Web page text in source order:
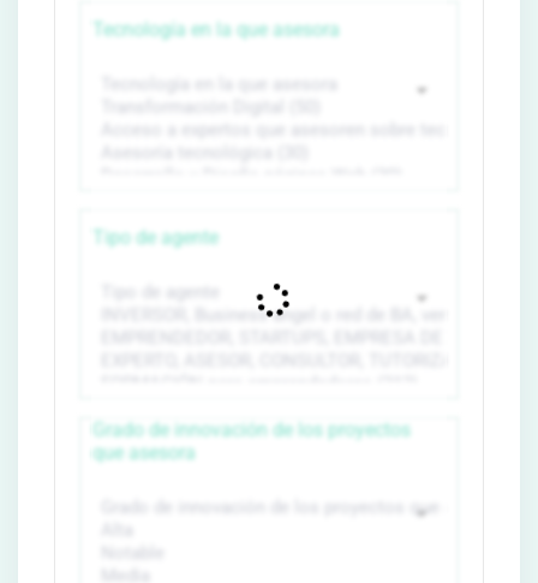
Tecnología en la que asesora
Tipo de agente
Grado de innovación de los proyectos
que asesora